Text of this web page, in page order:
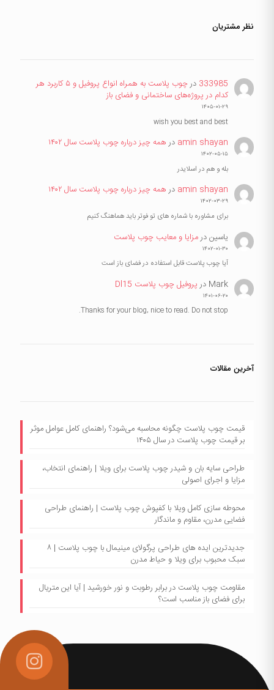
نظر مشتریان
333985 در
چوب پلاست به همراه انواع پروفیل و ۵ کاربرد هر
کدام در پروژه‌های ساختمانی و فضای باز
۱۴۰۵-۰۱-۲۹
wish you best and best
amin shayan درهمه چیز درباره چوب پلاست سال ۱۴۰۲
۱۴۰۲-۰۵-۱۵
بله و هم در اسلایدر
amin shayan درهمه چیز درباره چوب پلاست سال ۱۴۰۲
۱۴۰۲-۰۳-۲۹
برای مشاوره با شماره های تو فوتر باید هماهنگ کنیم
یاسیندرمزایا و معایب چوب پلاست
۱۴۰۲-۰۱-۳۰
آیا چوب پلاست قابل استفاده در فضای باز است
Mark درپروفیل چوب پلاست Dl15
۱۴۰۱-۰۶-۲۰
Thanks for your blog, nice to read. Do not stop.
آخرین مقالات
قیمت چوب پلاست چگونه محاسبه می‌شود؟ راهنمای کامل عوامل موثر
بر قیمت چوب پلاست در سال ۱۴۰۵
طراحی سایه بان و شیدر چوب پلاست برای ویلا | راهنمای انتخاب،
مزایا و اجرای اصولی
محوطه سازی کامل ویلا با کفپوش چوب پلاست | راهنمای طراحی
فضایی مدرن، مقاوم و ماندگار
جدیدترین ایده های طراحی پرگولای مینیمال با چوب پلاست | ۸
سبک محبوب برای ویلا و حیاط مدرن
مقاومت چوب پلاست در برابر رطوبت و نور خورشید | آیا این متریال
برای فضای باز مناسب است؟